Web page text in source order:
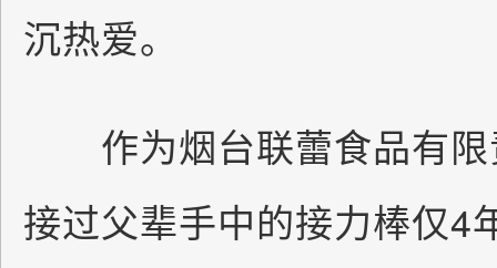
沉热爱。
作为烟台联蕾食品有限
接过父辈手中的接力棒仅4